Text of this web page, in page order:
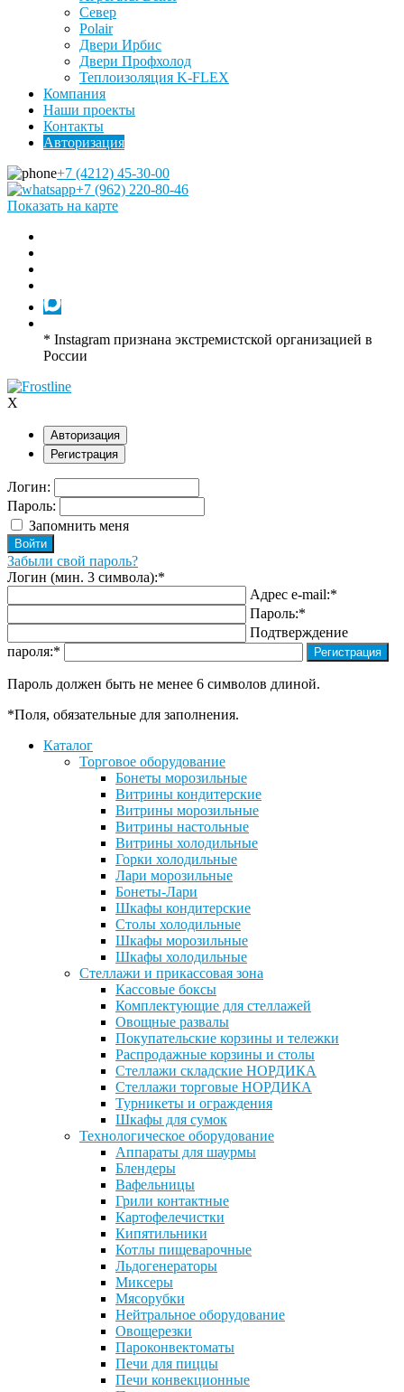
Север
Polair
Двери Ирбис
Двери Профхолод
Теплоизоляция K-FLEX
Компания
Наши проекты
Контакты
Авторизация
+7 (4212) 45-30-00
+7 (962) 220-80-46
Показать на карте
* Instagram признана экстремистской организацией в
России
X
Авторизация
Регистрация
Логин:
Пароль:
Запомнить меня
Забыли свой пароль?
Логин (мин. 3 символа):*
Адрес e-mail:*
Пароль:*
Подтверждение
пароля:*
Пароль должен быть не менее 6 символов длиной.
*Поля, обязательные для заполнения.
Каталог
Торговое оборудование
Бонеты морозильные
Витрины кондитерские
Витрины морозильные
Витрины настольные
Витрины холодильные
Горки холодильные
Лари морозильные
Бонеты-Лари
Шкафы кондитерские
Столы холодильные
Шкафы морозильные
Шкафы холодильные
Стеллажи и прикассовая зона
Кассовые боксы
Комплектующие для стеллажей
Овощные развалы
Покупательские корзины и тележки
Распродажные корзины и столы
Стеллажи складские НОРДИКА
Стеллажи торговые НОРДИКА
Турникеты и ограждения
Шкафы для сумок
Технологическое оборудование
Аппараты для шаурмы
Блендеры
Вафельницы
Грили контактные
Картофелечистки
Кипятильники
Котлы пищеварочные
Льдогенераторы
Миксеры
Мясорубки
Нейтральное оборудование
Овощерезки
Пароконвектоматы
Печи для пиццы
Печи конвекционные